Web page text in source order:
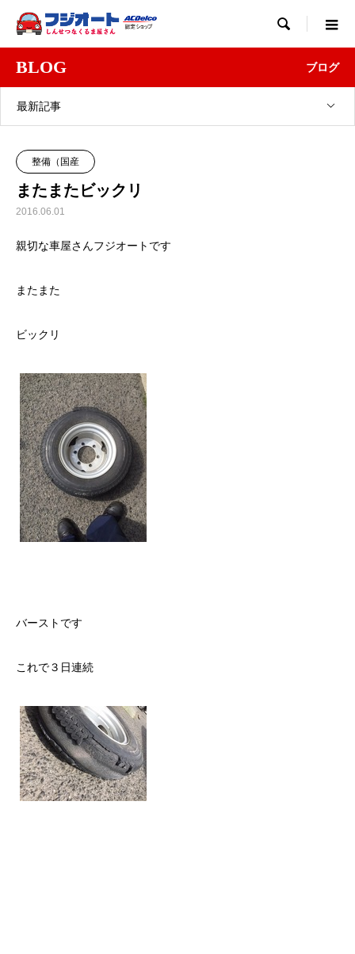

BLOG ブログ
最新記事
整備（国産
またまたビックリ
2016.06.01
親切な車屋さんフジオートです
またまた
ビックリ
バーストです
これで３日連続